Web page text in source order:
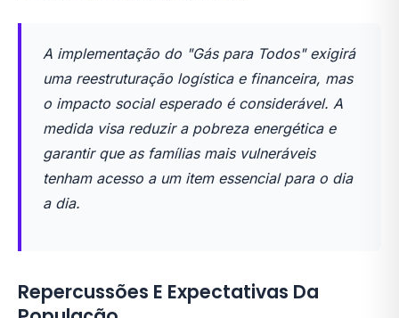
A implementação do "Gás para Todos" exigirá
uma reestruturação logística e financeira, mas
o impacto social esperado é considerável. A
medida visa reduzir a pobreza energética e
garantir que as famílias mais vulneráveis
tenham acesso a um item essencial para o dia
a dia.
Repercussões E Expectativas Da